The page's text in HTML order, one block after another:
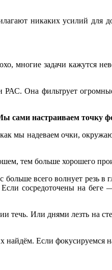
никаких усилий для
многие задачи кажутся
Она фильтрует
сами настраиваем точку
мы надеваем очки,
тем больше хорошего
всего волнует резь в
сосредоточены на
Или днями лезть на
Если